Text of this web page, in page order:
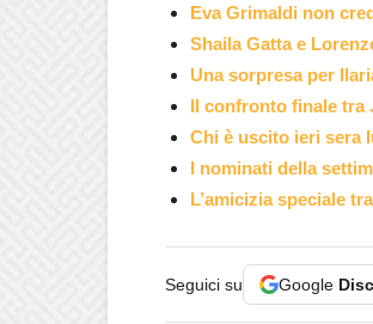
Eva Grimaldi non
Shaila Gatta e
Una sorpresa per
Il confronto finale tra
Chi è uscito ieri sera
I nominati della
L’amicizia speciale
Seguici su Google